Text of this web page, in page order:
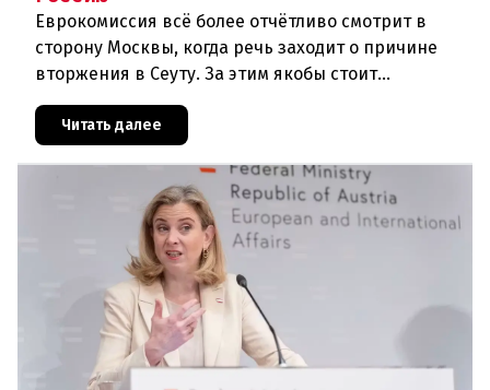
Еврокомиссия всё более отчётливо смотрит в
сторону Москвы, когда речь заходит о причине
вторжения в Сеуту. За этим якобы стоит
дней около 72 000 человек п
Читать далее